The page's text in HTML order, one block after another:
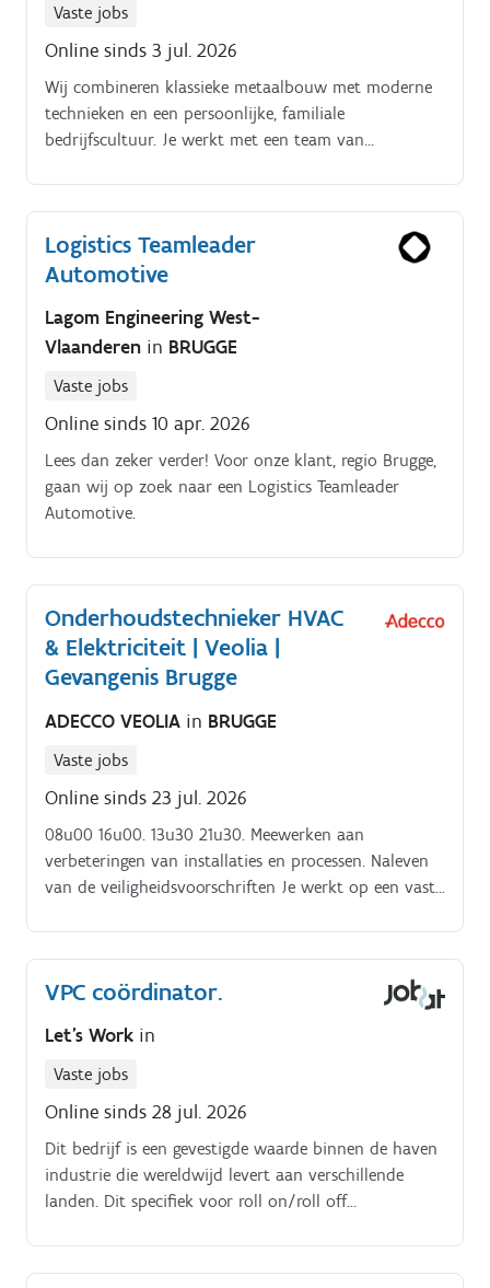
Vaste jobs
Online sinds 3 jul. 2026
Wij combineren klassieke metaalbouw met moderne
technieken en een persoonlijke, familiale
bedrijfscultuur. Je werkt met een team van
jouw bijdrage telt en je volop kan inzetten op
kwaliteit, innovatie en duurzame resultaten.
Logistics Teamleader
Automotive
Lagom Engineering West-
Vlaanderen in BRUGGE
Vaste jobs
Online sinds 10 apr. 2026
Lees dan zeker verder! Voor onze klant, regio Brugge,
gaan wij op zoek naar een Logistics Teamleader
Automotive.
Onderhoudstechnieker HVAC
& Elektriciteit | Veolia |
Gevangenis Brugge
ADECCO VEOLIA in BRUGGE
Vaste jobs
Online sinds 23 jul. 2026
08u00 16u00. 13u30 21u30. Meewerken aan
verbeteringen van installaties en processen. Naleven
van de veiligheidsvoorschriften Je werkt op een vaste
13u30.
VPC coördinator.
Let's Work in
Vaste jobs
Online sinds 28 jul. 2026
Dit bedrijf is een gevestigde waarde binnen de haven
industrie die wereldwijd levert aan verschillende
landen. Dit specifiek voor roll on/roll off